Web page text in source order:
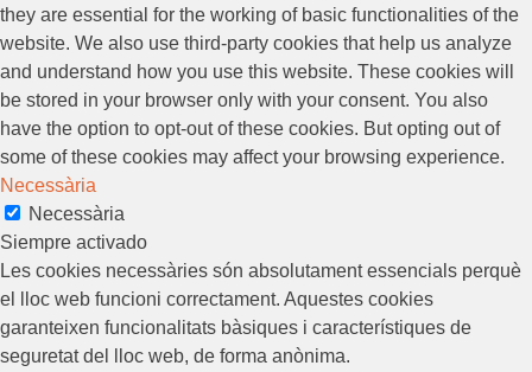
they are essential for the working of basic functionalities of the
website. We also use third-party cookies that help us analyze
and understand how you use this website. These cookies will
be stored in your browser only with your consent. You also
have the option to opt-out of these cookies. But opting out of
some of these cookies may affect your browsing experience.
Necessària
Necessària
Siempre activado
Les cookies necessàries són absolutament essencials perquè
el lloc web funcioni correctament. Aquestes cookies
garanteixen funcionalitats bàsiques i característiques de
seguretat del lloc web, de forma anònima.